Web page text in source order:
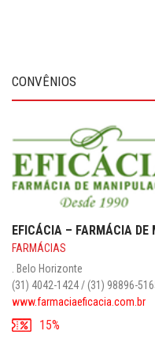
CONVÊNIOS
EFICÁCIA – FARMÁCIA DE
FARMÁCIAS
. Belo Horizonte
(31) 4042-1424 / (31) 98896-
www.farmaciaeficacia.com.br
15%